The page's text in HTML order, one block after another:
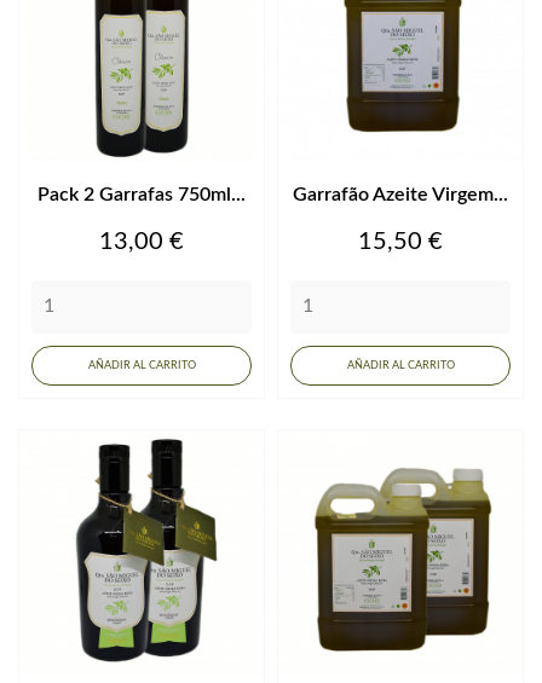
Pack 2 Garrafas 750ml...
Precio
13,00 €
AÑADIR AL CARRITO
Garrafão Azeite Virgem...
Precio
15,50 €
AÑADIR AL CARRITO